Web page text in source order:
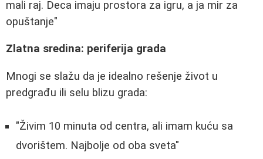
mali raj. Deca imaju prostora za igru, a ja mir za
opuštanje"
Zlatna sredina: periferija grada
Mnogi se slažu da je idealno rešenje život u
predgrađu ili selu blizu grada:
"Živim 10 minuta od centra, ali imam kuću sa
dvorištem. Najbolje od oba sveta"